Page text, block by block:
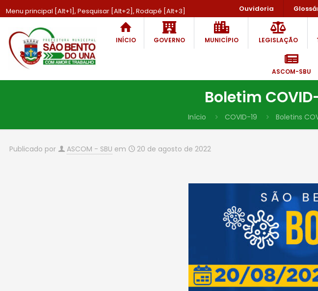
Menu principal [Alt+1], Pesquisar [Alt+2], Rodapé [Alt+3] Ouvidoria
INÍCIO GOVERNO MUNICÍPIO LEGISLAÇÃO
ASCOM-SBU
Boletim
Início COVID-19 Boletins
Publicado por ASCOM - SBU em 20 de agosto de 2022